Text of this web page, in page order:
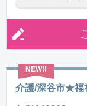
介護/深谷市★福